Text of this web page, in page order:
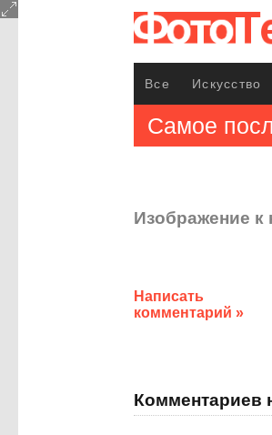
Все Искусство
Самое
Изображение к
Написать
комментарий »
Комментариев